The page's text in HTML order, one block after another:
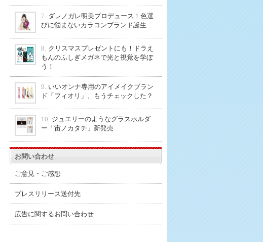
7. ダレノガレ明美プロデュース！色選
びに悩まないカラコンブランド誕生
8. クリスマスプレゼントにも！ドラえ
もんのふしぎメガネで光と視覚を学ぼ
う！
9. いいオンナ専用のアイメイクブラン
ド「フィオリ」、もうチェックした？
10. ジュエリーのようなグラスホルダ
ー「宙ノカタチ」新発売
お問い合わせ
ご意見・ご感想
プレスリリース送付先
広告に関するお問い合わせ